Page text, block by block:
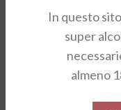
In questo
super
almeno